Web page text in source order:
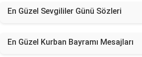
En Güzel Sevgililer Günü Sözleri
En Güzel Kurban Bayramı Mesajları